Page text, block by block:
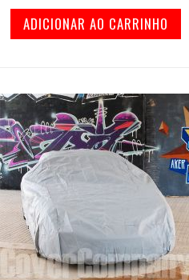
ADICIONAR AO CARRINHO